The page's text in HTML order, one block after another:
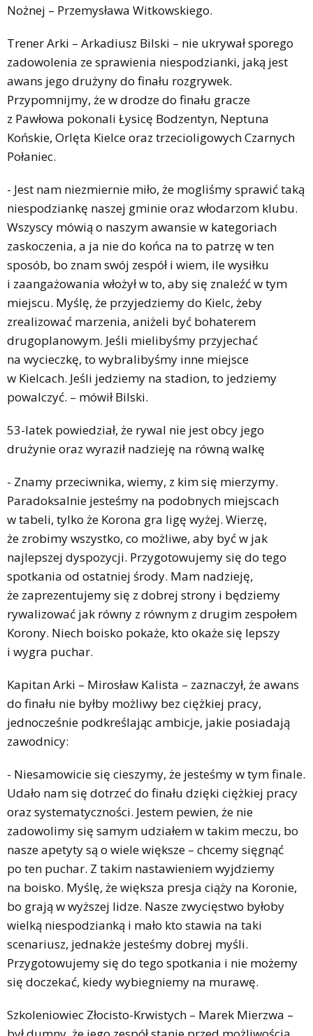
Nożnej – Przemysława Witkowskiego.
Trener Arki – Arkadiusz Bilski – nie ukrywał sporego
zadowolenia ze sprawienia niespodzianki, jaką jest
awans jego drużyny do finału rozgrywek.
Przypomnijmy, że w drodze do finału gracze
z Pawłowa pokonali Łysicę Bodzentyn, Neptuna
Końskie, Orlęta Kielce oraz trzecioligowych Czarnych
Połaniec.
- Jest nam niezmiernie miło, że mogliśmy sprawić taką
niespodziankę naszej gminie oraz włodarzom klubu.
Wszyscy mówią o naszym awansie w kategoriach
zaskoczenia, a ja nie do końca na to patrzę w ten
sposób, bo znam swój zespół i wiem, ile wysiłku
i zaangażowania włożył w to, aby się znaleźć w tym
miejscu. Myślę, że przyjedziemy do Kielc, żeby
zrealizować marzenia, aniżeli być bohaterem
drugoplanowym. Jeśli mielibyśmy przyjechać
na wycieczkę, to wybralibyśmy inne miejsce
w Kielcach. Jeśli jedziemy na stadion, to jedziemy
powalczyć. – mówił Bilski.
53-latek powiedział, że rywal nie jest obcy jego
drużynie oraz wyraził nadzieję na równą walkę
- Znamy przeciwnika, wiemy, z kim się mierzymy.
Paradoksalnie jesteśmy na podobnych miejscach
w tabeli, tylko że Korona gra ligę wyżej. Wierzę,
że zrobimy wszystko, co możliwe, aby być w jak
najlepszej dyspozycji. Przygotowujemy się do tego
spotkania od ostatniej środy. Mam nadzieję,
że zaprezentujemy się z dobrej strony i będziemy
rywalizować jak równy z równym z drugim zespołem
Korony. Niech boisko pokaże, kto okaże się lepszy
i wygra puchar.
Kapitan Arki – Mirosław Kalista – zaznaczył, że awans
do finału nie byłby możliwy bez ciężkiej pracy,
jednocześnie podkreślając ambicje, jakie posiadają
zawodnicy:
- Niesamowicie się cieszymy, że jesteśmy w tym finale.
Udało nam się dotrzeć do finału dzięki ciężkiej pracy
oraz systematyczności. Jestem pewien, że nie
zadowolimy się samym udziałem w takim meczu, bo
nasze apetyty są o wiele większe – chcemy sięgnąć
po ten puchar. Z takim nastawieniem wyjdziemy
na boisko. Myślę, że większa presja ciąży na Koronie,
bo grają w wyższej lidze. Nasze zwycięstwo byłoby
wielką niespodzianką i mało kto stawia na taki
scenariusz, jednakże jesteśmy dobrej myśli.
Przygotowujemy się do tego spotkania i nie możemy
się doczekać, kiedy wybiegniemy na murawę.
Szkoleniowiec Złocisto-Krwistych – Marek Mierzwa –